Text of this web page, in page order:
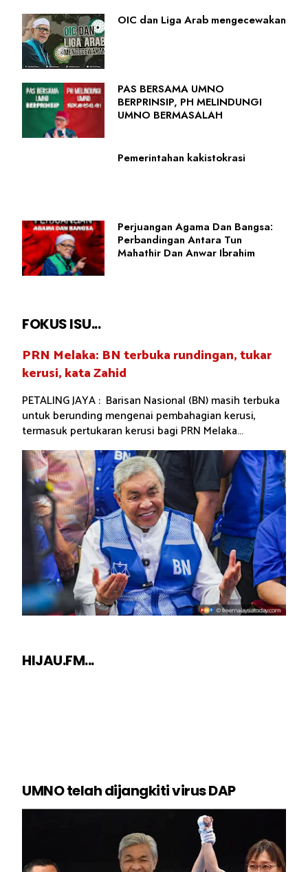
OIC dan Liga Arab mengecewakan
PAS BERSAMA UMNO
BERPRINSIP, PH MELINDUNGI
UMNO BERMASALAH
Pemerintahan kakistokrasi
Perjuangan Agama Dan Bangsa:
Perbandingan Antara Tun
Mahathir Dan Anwar Ibrahim
FOKUS ISU...
PRN Melaka: BN terbuka rundingan, tukar
kerusi, kata Zahid
PETALING JAYA : Barisan Nasional (BN) masih terbuka
untuk berunding mengenai pembahagian kerusi,
termasuk pertukaran kerusi bagi PRN Melaka...
HIJAU.FM...
UMNO telah dijangkiti virus DAP